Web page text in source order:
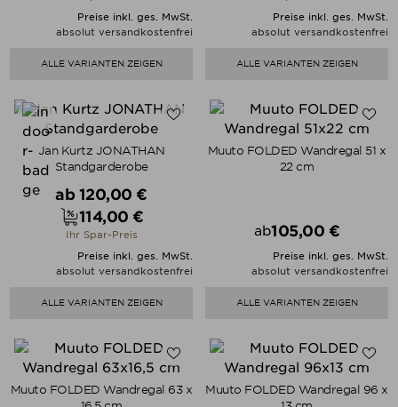
Preise inkl. ges. MwSt.
absolut versandkostenfrei
ALLE VARIANTEN ZEIGEN
Preise inkl. ges. MwSt.
absolut versandkostenfrei
ALLE VARIANTEN ZEIGEN
Jan Kurtz JONATHAN
Standgarderobe
Verkaufspreis
ab 120,00 €
Preis
114,00 €
Ihr Spar-Preis
Preise inkl. ges. MwSt.
absolut versandkostenfrei
ALLE VARIANTEN ZEIGEN
Muuto FOLDED Wandregal 51 x
22 cm
ab
Preis
105,00 €
Preise inkl. ges. MwSt.
absolut versandkostenfrei
ALLE VARIANTEN ZEIGEN
Muuto FOLDED Wandregal 63 x
Muuto FOLDED Wandregal 96 x